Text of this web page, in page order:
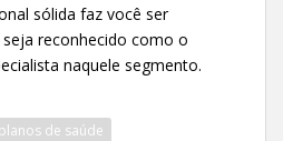
sólida faz você ser
reconhecido como o
naquele segmento.
de saúde